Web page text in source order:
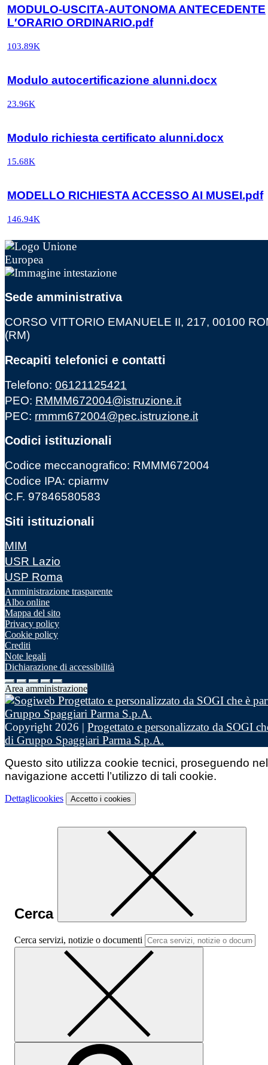
MODULO-USCITA-AUTONOMA ANTECEDENTE
L′ORARIO ORDINARIO.pdf
103.89K
Modulo autocertificazione alunni.docx
23.96K
Modulo richiesta certificato alunni.docx
15.68K
MODELLO RICHIESTA ACCESSO AI MUSEI.pdf
146.94K
Sede amministrativa
CORSO VITTORIO EMANUELE II, 217, 00100
(RM)
Recapiti telefonici e contatti
Telefono: 06121125421
PEO: RMMM672004@istruzione.it
PEC: rmmm672004@pec.istruzione.it
Codici istituzionali
Codice meccanografico: RMMM672004
Codice IPA: cpiarmv
C.F. 97846580583
Siti istituzionali
MIM
USR Lazio
USP Roma
Amministrazione trasparente
Albo online
Mappa del sito
Privacy policy
Cookie policy
Crediti
Note legali
Dichiarazione di accessibilità
Area amministrazione
Copyright 2026 | Progettato e personalizzato da SOGI
di Gruppo Spaggiari Parma S.p.A.
Questo sito utilizza cookie tecnici, proseguendo
navigazione accetti l’utilizzo di tali cookie.
Dettaglicookies Accetto i cookies
Cerca
Cerca servizi, notizie o documenti